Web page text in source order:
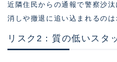
近隣住民からの通報で警察沙
消しや撤退に追い込まれるのは
リスク2：質の低いスタ